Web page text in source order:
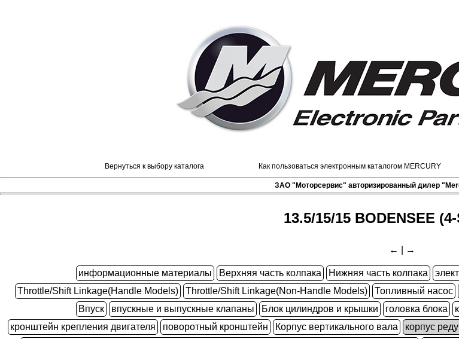
Вернуться к выбору каталога Как пользоваться электронным каталогом MERCURY
ЗАО "Моторсервис" авторизированный дилер
13.5/15/15 BODENSEE
← →
информационные материалы Верхняя часть колпака Нижняя часть колпака
Throttle/Shift Linkage(Handle Models)
Throttle/Shift Linkage(Non-Handle Models) Топливный насос
Впуск
впускные и выпускные клапаны Блок цилиндров и крышки головка блока
кронштейн крепления двигателя
поворотный кронштейн Корпус вертикального вала
корпус